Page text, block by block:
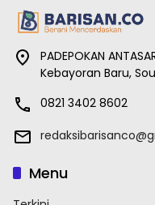
PADEPOKAN
Kebayoran Baru,
0821 3402 8602
Menu